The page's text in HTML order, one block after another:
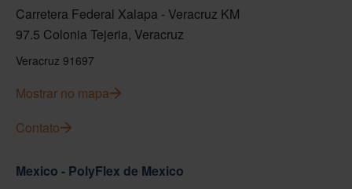
Carretera Federal Xalapa - Veracruz KM
97.5 Colonia Tejeria, Veracruz
Veracruz 91697
Mostrar no mapa
Contato
Mexico - PolyFlex de Mexico